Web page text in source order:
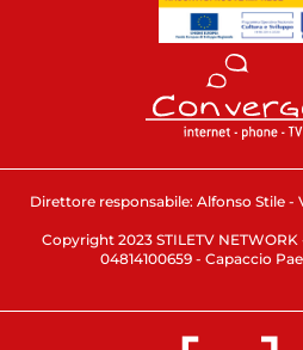
Direttore responsabile: Alfonso Stile -
Copyright 2023 STILETV
04814100659 - Capaccio